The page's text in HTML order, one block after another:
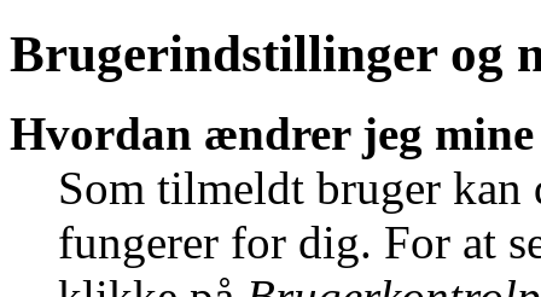
Brugerindstillinger og
Hvordan ændrer jeg
Som tilmeldt bruger kan
fungerer for dig. For at